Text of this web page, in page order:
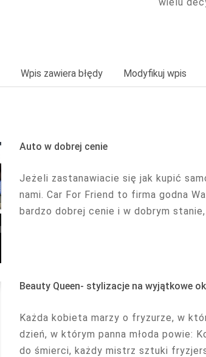
Wpis zawiera błędy Modyfikuj wpis
Auto w dobrej cenie
Jeżeli zastanawiacie się jak kupić
nami. Car For Friend to firma godna
bardzo dobrej cenie i w dobrym
Beauty Queen- stylizacje na wyjątkowe
Każda kobieta marzy o fryzurze, w
dzień, w którym panna młoda powie:
do śmierci, każdy mistrz sztuki